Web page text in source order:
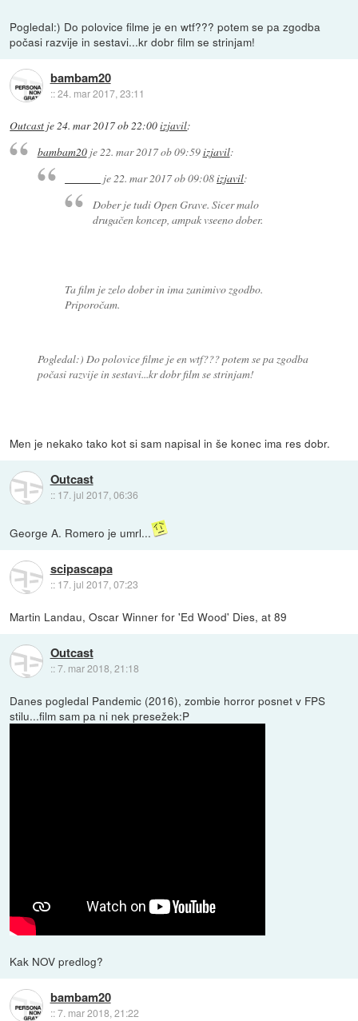
Pogledal:) Do polovice filme je en wtf??? potem se pa zgodba
počasi razvije in sestavi...kr dobr film se strinjam!
bambam20
::24. mar 2017, 23:11
Outcast je24. mar 2017 ob 22:00izjavil:
bambam20je22. mar 2017 ob 09:59izjavil:
je22. mar 2017 ob 09:08izjavil:
Dober je tudi Open Grave. Sicer malo
drugačen koncep, ampak vseeno dober.
Ta film je zelo dober in ima zanimivo zgodbo.
Priporočam.
Pogledal:) Do polovice filme je en wtf??? potem se pa zgodba
počasi razvije in sestavi...kr dobr film se strinjam!
Men je nekako tako kot si sam napisal in še konec ima res dobr.
Outcast
:: 17. jul 2017, 06:36
George A. Romero je umrl...
scipascapa
:: 17. jul 2017, 07:23
Martin Landau, Oscar Winner for 'Ed Wood' Dies, at 89
Outcast
::7. mar 2018, 21:18
Danes pogledal Pandemic (2016), zombie horror posnet v FPS
stilu...film sam pa ni nek presežek:P
Kak NOV predlog?
bambam20
::7. mar 2018, 21:22